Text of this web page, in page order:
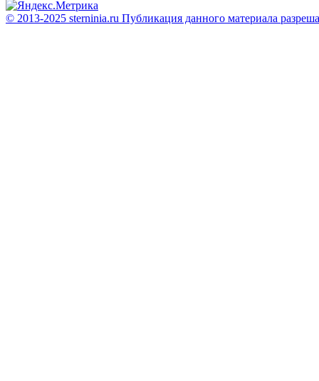
© 2013-2025 sterninia.ru Публикация данного материала